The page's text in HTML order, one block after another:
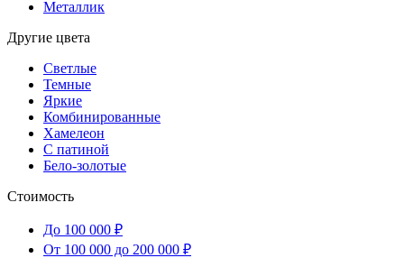
Металлик
Другие цвета
Светлые
Темные
Яркие
Комбинированные
Хамелеон
С патиной
Бело-золотые
Стоимость
До 100 000 ₽
От 100 000 до 200 000 ₽